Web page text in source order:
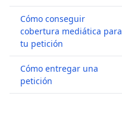
Cómo conseguir
cobertura mediática para
tu petición
Cómo entregar una
petición